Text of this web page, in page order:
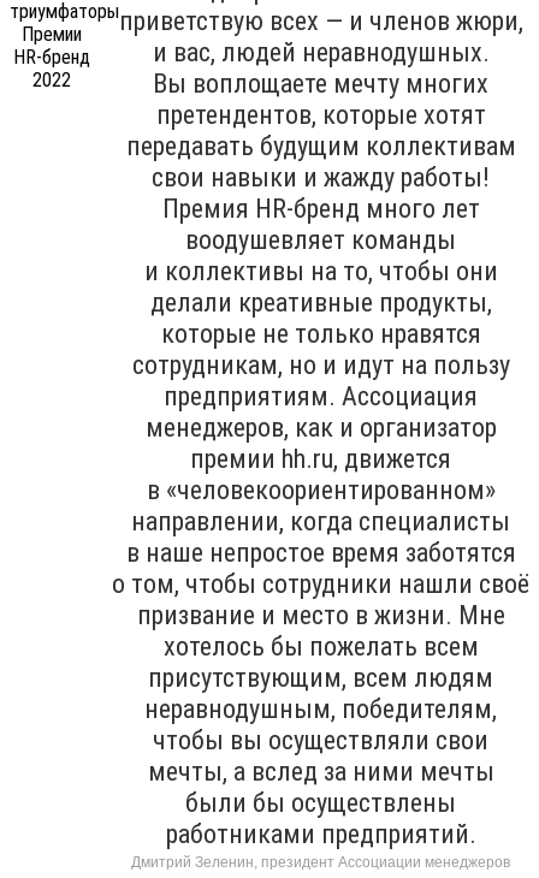
приветствую всех — и членов жюри,
и вас, людей неравнодушных.
Вы воплощаете мечту многих
претендентов, которые хотят
передавать будущим коллективам
свои навыки и жажду работы!
Премия HR-бренд много лет
воодушевляет команды
и коллективы на то, чтобы они
делали креативные продукты,
которые не только нравятся
сотрудникам, но и идут на пользу
предприятиям. Ассоциация
менеджеров, как и организатор
премии hh.ru, движется
в «человекоориентированном»
направлении, когда специалисты
в наше непростое время заботятся
о том, чтобы сотрудники нашли своё
призвание и место в жизни. Мне
хотелось бы пожелать всем
присутствующим, всем людям
неравнодушным, победителям,
чтобы вы осуществляли свои
мечты, а вслед за ними мечты
были бы осуществлены
работниками предприятий.
Дмитрий Зеленин, президент Ассоциации менеджеров